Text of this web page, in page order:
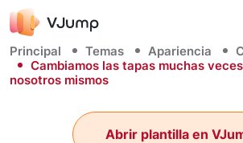
Principal Temas Apariencia
Cambiamos las tapas muchas
nosotros mismos
Abrir plantilla en